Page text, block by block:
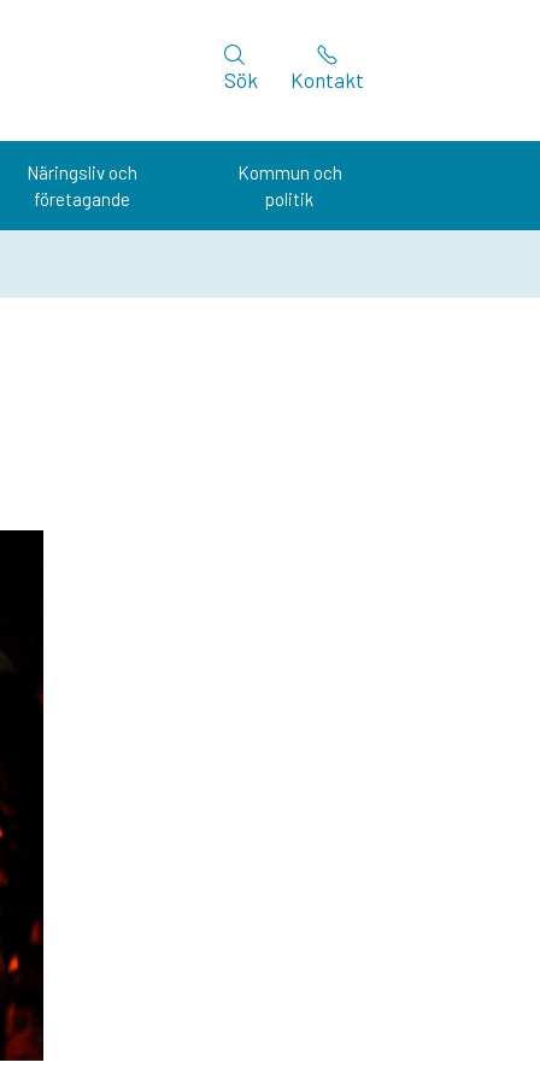
Sök Kontakt
Näringsliv och
företagande
Kommun och
politik